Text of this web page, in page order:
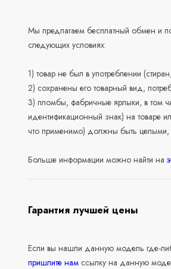
Мы предлагаем бесплатный обмен и
следующих условиях:
1) товар не был в употреблении
2) сохранены его товарный вид,
3) пломбы, фабричные ярлыки, в том
идентификационный знак) на товаре
что применимо) должны быть
Больше информации можно найти на
Гарантия лучшей цены
Если вы нашли данную модель где-
пришлите нам ссылку на данную